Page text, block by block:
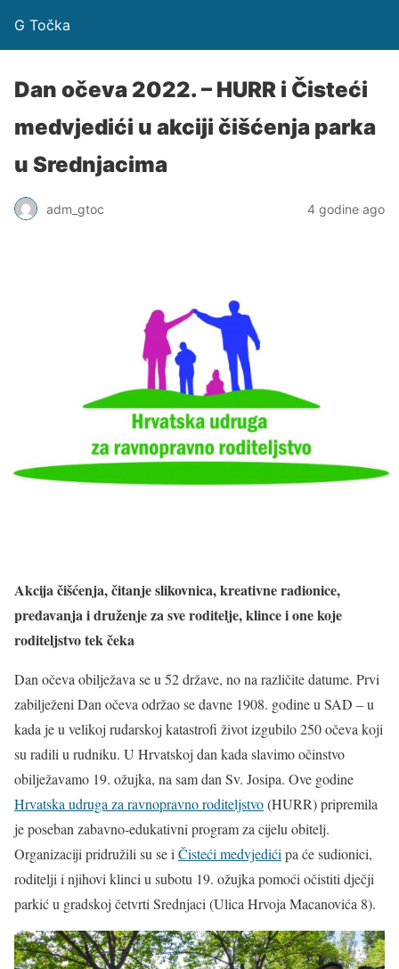
G Točka
Dan očeva 2022. – HURR i Čisteći
medvjedići u akciji čišćenja parka
u Srednjacima
adm_gtoc 4 godine ago
Akcija čišćenja, čitanje slikovnica, kreativne radionice,
predavanja i druženje za sve roditelje, klince i one koje
roditeljstvo tek čeka
Dan očeva obilježava se u 52 države, no na različite datume. Prvi
zabilježeni Dan očeva održao se davne 1908. godine u SAD – u
kada je u velikoj rudarskoj katastrofi život izgubilo 250 očeva koji
su radili u rudniku. U Hrvatskoj dan kada slavimo očinstvo
obilježavamo 19. ožujka, na sam dan Sv. Josipa. Ove godine
Hrvatska udruga za ravnopravno roditeljstvo(HURR) pripremila
je poseban zabavno-edukativni program za cijelu obitelj.
Organizaciji pridružili su se i Čisteći medvjedići pa će sudionici,
roditelji i njihovi klinci u subotu 19. ožujka pomoći očistiti dječji
parkić u gradskoj četvrti Srednjaci (Ulica Hrvoja Macanovića 8).